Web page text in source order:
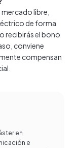
mercado libre,
de forma
recibirás el bono
conviene
compensan
en
e